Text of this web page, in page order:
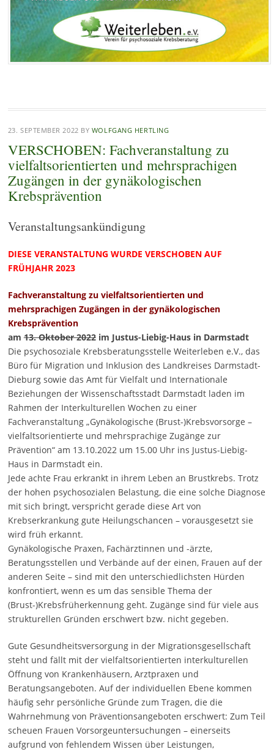
23. SEPTEMBER 2022 BY WOLFGANG HERTLING
VERSCHOBEN: Fachveranstaltung zu
vielfaltsorientierten und mehrsprachigen
Zugängen in der gynäkologischen
Krebsprävention
Veranstaltungsankündigung
DIESE VERANSTALTUNG WURDE VERSCHOBEN AUF
FRÜHJAHR 2023
Fachveranstaltung zu vielfaltsorientierten und
mehrsprachigen Zugängen in der gynäkologischen
Krebsprävention
am13. Oktober 2022im Justus-Liebig-Haus in Darmstadt
Die psychosoziale Krebsberatungsstelle Weiterleben e.V., das
Büro für Migration und Inklusion des Landkreises Darmstadt-
Dieburg sowie das Amt für Vielfalt und Internationale
Beziehungen der Wissenschaftsstadt Darmstadt laden im
Rahmen der Interkulturellen Wochen zu einer
Fachveranstaltung „Gynäkologische (Brust-)Krebsvorsorge –
vielfaltsorientierte und mehrsprachige Zugänge zur
Prävention“ am 13.10.2022 um 15.00 Uhr ins Justus-Liebig-
Haus in Darmstadt ein.
Jede achte Frau erkrankt in ihrem Leben an Brustkrebs. Trotz
der hohen psychosozialen Belastung, die eine solche Diagnose
mit sich bringt, verspricht gerade diese Art von
Krebserkrankung gute Heilungschancen – vorausgesetzt sie
wird früh erkannt.
Gynäkologische Praxen, Fachärztinnen und -ärzte,
Beratungsstellen und Verbände auf der einen, Frauen auf der
anderen Seite – sind mit den unterschiedlichsten Hürden
konfrontiert, wenn es um das sensible Thema der
(Brust-)Krebsfrüherkennung geht. Zugänge sind für viele aus
strukturellen Gründen erschwert bzw. nicht gegeben.
Gute Gesundheitsversorgung in der Migrationsgesellschaft
steht und fällt mit der vielfaltsorientierten interkulturellen
Öffnung von Krankenhäusern, Arztpraxen und
Beratungsangeboten. Auf der individuellen Ebene kommen
häufig sehr persönliche Gründe zum Tragen, die die
Wahrnehmung von Präventionsangeboten erschwert: Zum Teil
scheuen Frauen Vorsorgeuntersuchungen – einerseits
aufgrund von fehlendem Wissen über Leistungen,